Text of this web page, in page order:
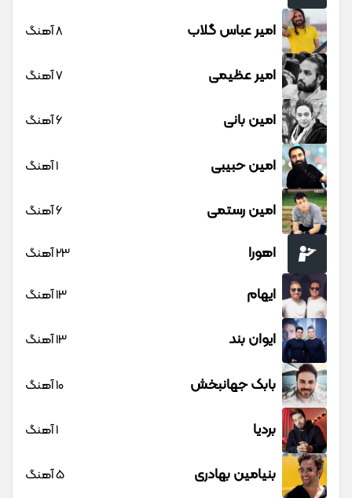
امیر عباس گلاب 8 آهنگ
امیر عظیمی 7 آهنگ
امین بانی 6 آهنگ
امین حبیبی 1 آهنگ
امین رستمی 6 آهنگ
اهورا 23 آهنگ
ایهام 13 آهنگ
ایوان بند 13 آهنگ
بابک جهانبخش 10 آهنگ
بردیا 1 آهنگ
بنیامین بهادری 5 آهنگ